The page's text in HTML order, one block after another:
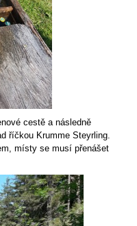
cestě a následně
říčkou Krumme Steyrling.
místy se musí přenášet